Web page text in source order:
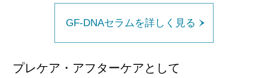
GF-DNAセラムを詳しく見る
プレケア・アフターケアとして